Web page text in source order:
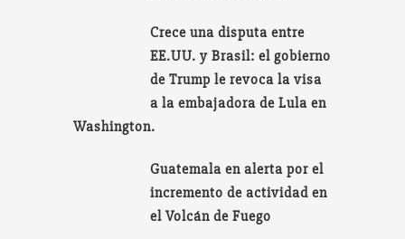
Crece una disputa entre
EE.UU. y Brasil: el gobierno
de Trump le revoca la visa
a la embajadora de Lula en
Washington.
Guatemala en alerta por el
incremento de actividad en
el Volcán de Fuego